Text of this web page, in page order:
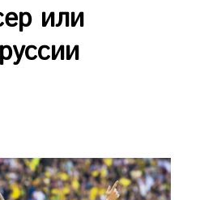
или